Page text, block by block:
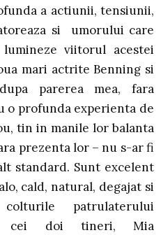
a actiunii, tensiunii,
si umorului care
viitorul acestei
mari actrite Benning si
parerea mea, fara
o profunda experienta de
tin in manile lor balanta
prezenta lor – nu s-ar fi
standard. Sunt excelent
cald, natural, degajat si
patrulaterului
cei doi tineri, Mia